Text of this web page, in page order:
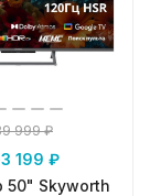
999 ₽
199 ₽
50" Skyworth